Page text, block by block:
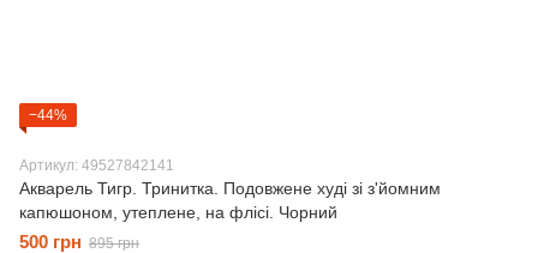
−44%
Артикул: 49527842141
Акварель Тигр. Тринитка. Подовжене худі зі з'йомним
капюшоном, утеплене, на флісі. Чорний
500 грн 895 грн